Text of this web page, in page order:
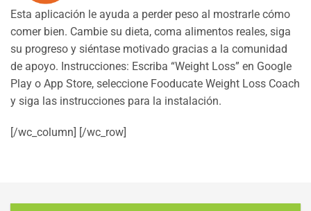
Esta aplicación le ayuda a perder peso al mostrarle cómo
comer bien. Cambie su dieta, coma alimentos reales, siga
su progreso y siéntase motivado gracias a la comunidad
de apoyo. Instrucciones: Escriba “Weight Loss” en Google
Play o App Store, seleccione Fooducate Weight Loss Coach
y siga las instrucciones para la instalación.
[/wc_column] [/wc_row]